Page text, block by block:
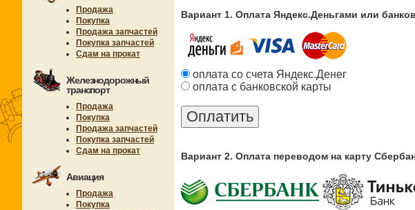
Продажа
Покупка
Продажа запчастей
Покупка запчастей
Сдам на прокат
Железнодорожный
транспорт
Продажа
Покупка
Продажа запчастей
Покупка запчастей
Сдам на прокат
Авиация
Продажа
Покупка
Вариант 1. Оплата Яндекс.Деньгами или
оплата со счета Яндекс.Денег
оплата с банковской карты
Вариант 2. Оплата переводом на карту